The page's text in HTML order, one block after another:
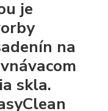
je
na
skla.